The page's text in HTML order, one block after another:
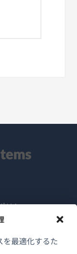
を最適化するた
リシー